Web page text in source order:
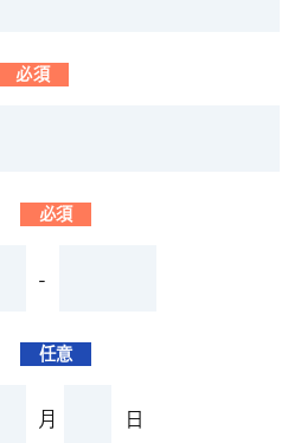
必須
必須
-
任意
月 日